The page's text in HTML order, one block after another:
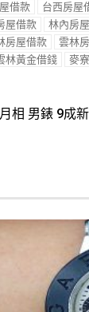
借款 台西房屋
屋借款 林內房
房屋借款 雲林
林黃金借錢 麥
相 男錶 9成新